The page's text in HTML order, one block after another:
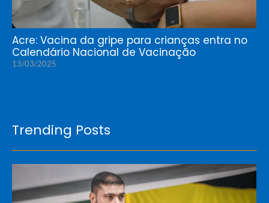
Acre: Vacina da gripe para crianças entra no
Calendário Nacional de Vacinação
13/03/2025
Trending Posts